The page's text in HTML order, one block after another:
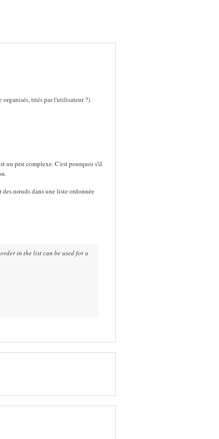
organisés, triés par l'utilisateur ?).
un peu complexe. C'est pourquoi s'il
nœuds dans une liste ordonnée
in the list can be used for a